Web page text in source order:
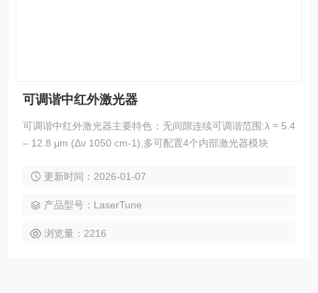
可调谐中红外激光器
可调谐中红外激光器主要特色：无间隙连续可调谐范围:λ ≈ 5.4
– 12.8 μm (Δν 1050 cm-1),多可配置4个内部激光器模块
更新时间：2026-01-07
产品型号：LaserTune
浏览量：2216